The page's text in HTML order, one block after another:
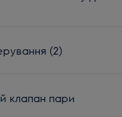
(2)
клапан пари